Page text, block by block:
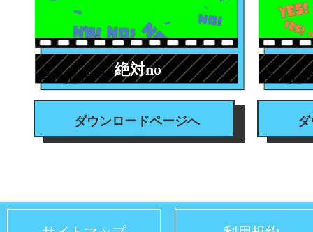
#感情表現 絶対no
ダウンロードページへ
#感情